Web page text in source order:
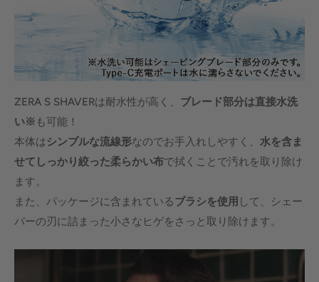
ZERA S SHAVERは耐水性が高く、 ブレード部分は直接水洗
い※ も可能！
本体はシンプルな流線形なのでお手入れしやすく、 水を含ま
せてしっかり絞った柔らかい布で拭くことで汚れを取り除け
ます。
また、パッケージに含まれているブラシを使用 して、シェー
バーの刃に詰まった小さなヒゲをさっと取り除けます。